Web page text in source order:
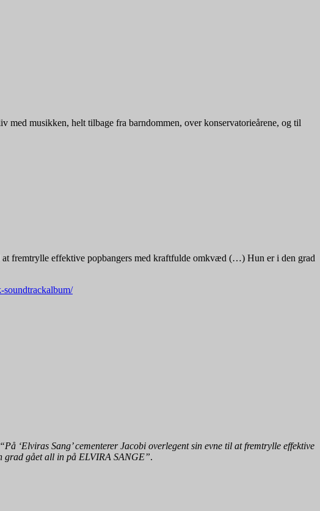
musikken, helt tilbage fra barndommen, over konservatorieårene, og til
at fremtrylle effektive popbangers med kraftfulde omkvæd (…) Hun er i den grad
soundtrackalbum/
“På ‘Elviras Sang’ cementerer Jacobi overlegent sin evne til at fremtrylle effektive
grad gået all in på ELVIRA SANGE”.